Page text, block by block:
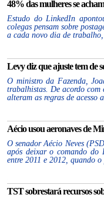
48% das mulheres se
Estudo do LinkedIn
colegas pensam sobre
a cada novo dia de trabalho,
Levy diz que ajuste tem de
O ministro da Fazenda,
trabalhistas. De acordo com
alteram as regras de acesso
Aécio usou aeronaves de
O senador Aécio Neves
após deixar o comando do
entre 2011 e 2012, quando o
TST sobrestará recursos